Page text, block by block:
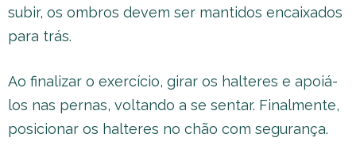
subir, os ombros devem ser mantidos encaixados
para trás.
Ao finalizar o exercício, girar os halteres e apoiá-
los nas pernas, voltando a se sentar. Finalmente,
posicionar os halteres no chão com segurança.